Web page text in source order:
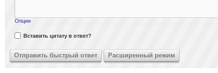
Опции
Вставить цитату в ответ?